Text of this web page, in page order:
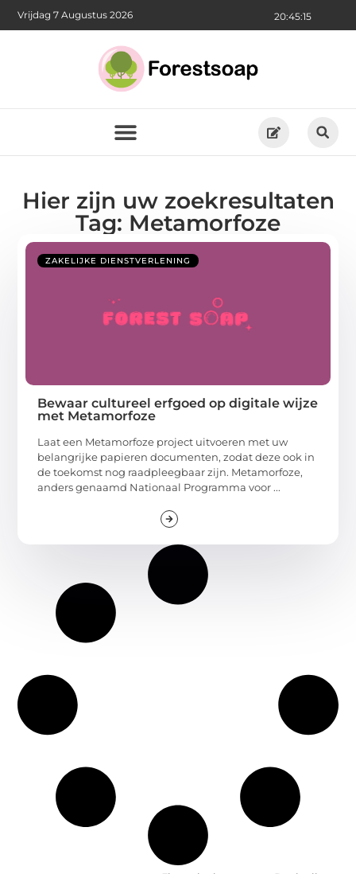
20:45:16
Vrijdag 7 Augustus 2026
Hier zijn uw zoekresultaten
Tag: Metamorfoze
ZAKELIJKE DIENSTVERLENING
Bewaar cultureel erfgoed op digitale wijze
met Metamorfoze
Laat een Metamorfoze project uitvoeren met uw
belangrijke papieren documenten, zodat deze ook in
de toekomst nog raadpleegbaar zijn. Metamorfoze,
anders genaamd Nationaal Programma voor ...